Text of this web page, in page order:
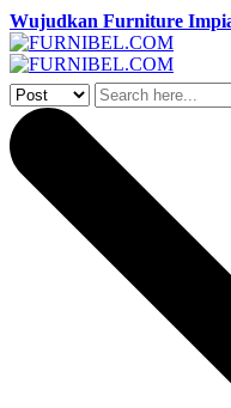
Wujudkan Furniture